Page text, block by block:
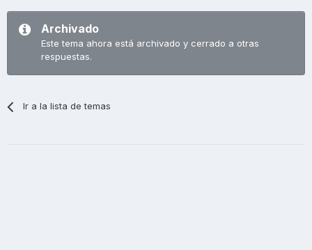
Archivado
Este tema ahora está archivado y cerrado a otras
respuestas.
Ir a la lista de temas